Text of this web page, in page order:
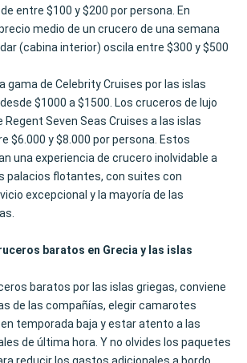
entre $100 y $200 por persona. En
medio de un crucero de una semana
(cabina interior) oscila entre $300 y $500
gama de Celebrity Cruises por las islas
$1000 a $1500. Los cruceros de lujo
Regent Seven Seas Cruises a las islas
$6.000 y $8.000 por persona. Estos
una experiencia de crucero inolvidable a
palacios flotantes, con suites con
excepcional y la mayoría de las
baratos en Grecia y las islas
baratos por las islas griegas, conviene
de las compañías, elegir camarotes
temporada baja y estar atento a las
de última hora. Y no olvides los paquetes